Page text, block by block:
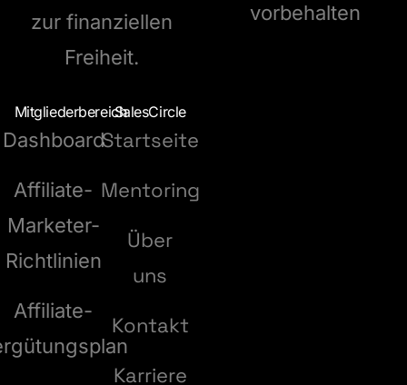
zur finanziellen
Freiheit.
Mitgliederbereich
Dashboard
Affiliate-
Marketer-
Richtlinien
Affiliate-
SalesCircle
Startseite
Mentoring
Über
uns
Kontakt
Karriere
vorbehalten